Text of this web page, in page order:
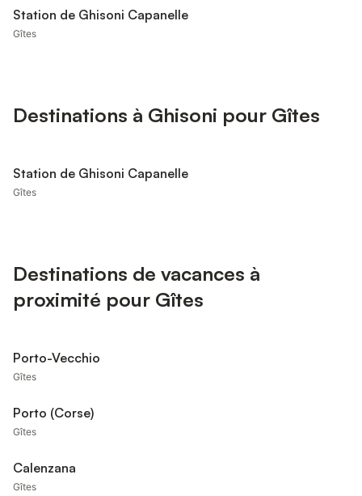
Station de Ghisoni Capanelle
Gîtes
Destinations à Ghisoni pour Gîtes
Station de Ghisoni Capanelle
Gîtes
Destinations de vacances à
proximité pour Gîtes
Porto-Vecchio
Gîtes
Porto (Corse)
Gîtes
Calenzana
Gîtes